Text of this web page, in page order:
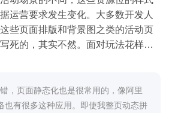
运营要求发生变化。大多数开发人
些页面排版和背景图之类的活动页
死的，其实不然。面对玩法花样多
我们会把资源位抽象成不同的模
配即可。这样一来，不管是 618、
，只需要更改配置中心的模板内容
，页面静态化也是很常用的，像阿里
也有很多这种应用。即使我整页动态拼